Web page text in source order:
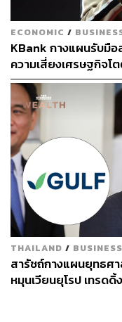
จรุง เกียรติสุภาพงศ์
เทคโนโลยี กรุ๊ป
Banking ครั้งแรกเมื่
เสร็จสมบูรณ์ พร้อมนำ
ปี 2558
“ตอนนั้นธนาคารกสิก
ในวันที่17-19 กรกฎาค
จรุงเล่าว่า ปี 2561 เกิ
ธุรกรรมนั่นก็คือ ลูกค้า
ธรรมเนียม เมื่อธุรกร
จึงต้องเพิ่มเสถียรภาพ
การเปลี่ยนแปลงที่รวดเ
ปี 2566 มีการจัดทำศูน
ใช้พลังงานไฟฟ้าระบ
และเสถียรภาพขั้นสูงสุ
ECONOMIC /
KBank กางแผนรับมือ
ความเสี่ยงเศรษฐกิจโ
ของปี
THAILAND / BUSINESS
สารัชถ์กางแผนยุทธศ
หมุนเวียนยุโรป เทรด